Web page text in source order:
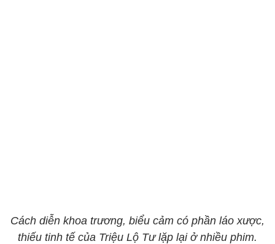
Cách diễn khoa trương, biểu cảm có phần láo xược,
thiếu tinh tế của Triệu Lộ Tư lặp lại ở nhiều phim.